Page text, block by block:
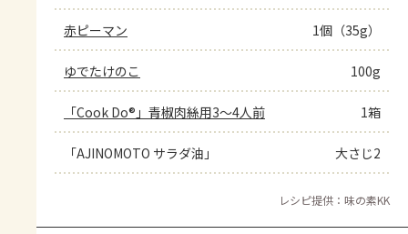
赤ピーマン 1個（35g）
ゆでたけのこ 100g
「Cook Do®」青椒肉絲用3～4人前 1箱
「AJINOMOTO サラダ油」 大さじ2
レシピ提供：味の素KK